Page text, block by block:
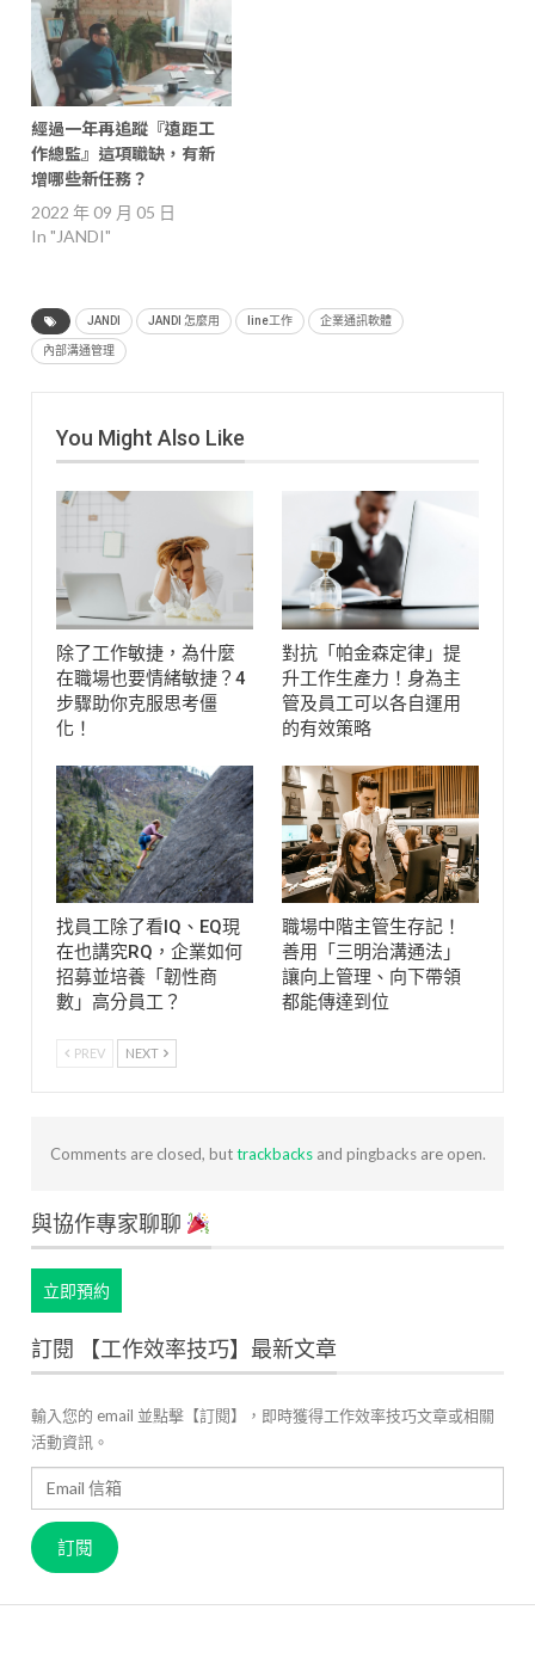
經過一年再追蹤『遠距工
作總監』這項職缺，有新
增哪些新任務？
2022 年 09 月 05 日
In "JANDI"
JANDI JANDI 怎麼用 line工作 企業通訊軟體
內部溝通管理
You Might Also Like
除了工作敏捷，為什麼
在職場也要情緒敏捷？4
步驟助你克服思考僵
化！
對抗「帕金森定律」提
升工作生產力！身為主
管及員工可以各自運用
的有效策略
找員工除了看IQ、EQ現
在也講究RQ，企業如何
招募並培養「韌性商
數」高分員工？
職場中階主管生存記！
善用「三明治溝通法」
讓向上管理、向下帶領
都能傳達到位
PREV NEXT
Comments are closed, buttrackbacksand pingbacks are open.
與協作專家聊聊
立即預約
訂閱 【工作效率技巧】最新文章
輸入您的 email 並點擊【訂閱】，即時獲得工作效率技巧文章或相關
活動資訊。
Email
信
箱
訂閱